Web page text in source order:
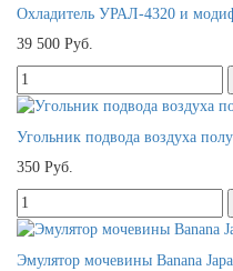
Охладитель УРАЛ-4320 и
39 500 Руб.
Угольник подвода воздуха
350 Руб.
Эмулятор мочевины Banana